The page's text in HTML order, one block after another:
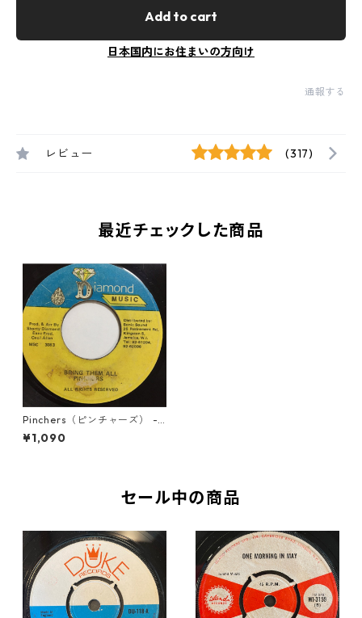
Add to cart
日本国内にお住まいの方向け
通報する
レビュー (317)
最近チェックした商品
Pinchers（ピンチャーズ） -
Bring Them All【7'】
¥1,090
セール中の商品